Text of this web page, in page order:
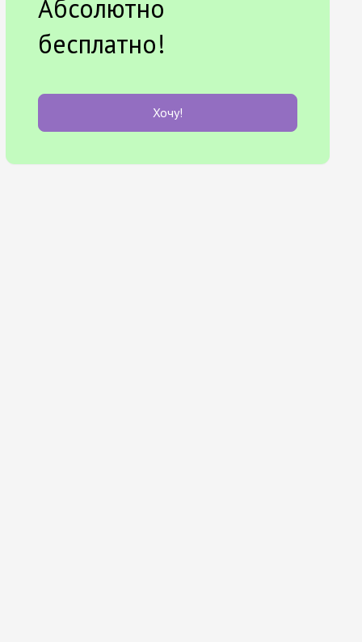
Абсолютно
бесплатно!
Хочу!